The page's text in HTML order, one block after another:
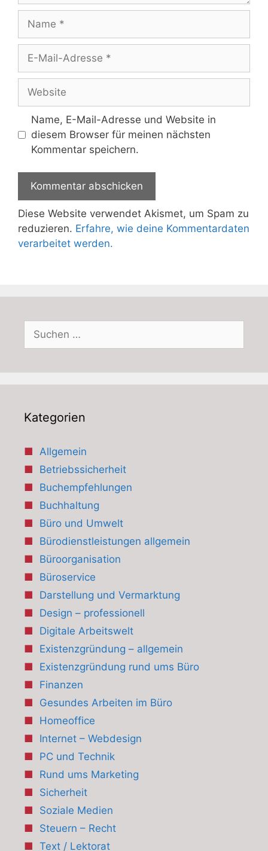
Mail-
Adresse
Name, E-Mail-Adresse und Website in
diesem Browser für meinen nächsten
Kommentar speichern.
Diese Website verwendet Akismet, um Spam zu
reduzieren. Erfahre, wie deine Kommentardaten
verarbeitet werden.
nach:
Kategorien
Allgemein
Betriebssicherheit
Buchempfehlungen
Buchhaltung
Büro und Umwelt
Bürodienstleistungen allgemein
Büroorganisation
Büroservice
Darstellung und Vermarktung
Design – professionell
Digitale Arbeitswelt
Existenzgründung – allgemein
Existenzgründung rund ums Büro
Finanzen
Gesundes Arbeiten im Büro
Homeoffice
Internet – Webdesign
PC und Technik
Rund ums Marketing
Sicherheit
Soziale Medien
Steuern – Recht
Text / Lektorat